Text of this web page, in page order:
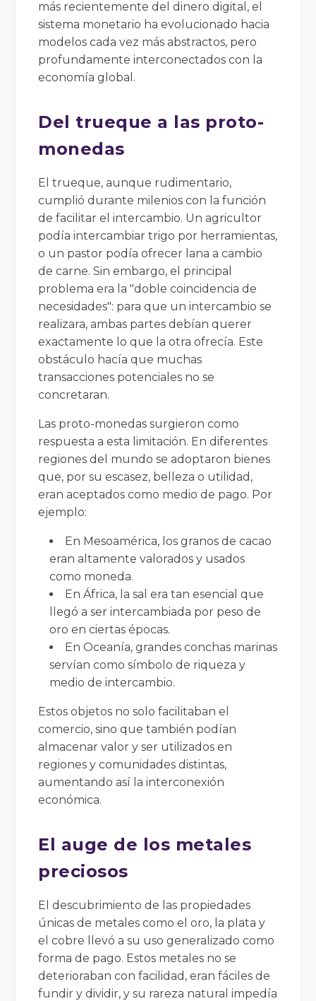
más recientemente del dinero digital, el
sistema monetario ha evolucionado hacia
modelos cada vez más abstractos, pero
profundamente interconectados con la
economía global.
Del trueque a las proto-
monedas
El trueque, aunque rudimentario,
cumplió durante milenios con la función
de facilitar el intercambio. Un agricultor
podía intercambiar trigo por herramientas,
o un pastor podía ofrecer lana a cambio
de carne. Sin embargo, el principal
problema era la "doble coincidencia de
necesidades": para que un intercambio se
realizara, ambas partes debían querer
exactamente lo que la otra ofrecía. Este
obstáculo hacía que muchas
transacciones potenciales no se
concretaran.
Las proto-monedas surgieron como
respuesta a esta limitación. En diferentes
regiones del mundo se adoptaron bienes
que, por su escasez, belleza o utilidad,
eran aceptados como medio de pago. Por
ejemplo:
En Mesoamérica, los granos de cacao
eran altamente valorados y usados
como moneda.
En África, la sal era tan esencial que
llegó a ser intercambiada por peso de
oro en ciertas épocas.
En Oceanía, grandes conchas marinas
servían como símbolo de riqueza y
medio de intercambio.
Estos objetos no solo facilitaban el
comercio, sino que también podían
almacenar valor y ser utilizados en
regiones y comunidades distintas,
aumentando así la interconexión
económica.
El auge de los metales
preciosos
El descubrimiento de las propiedades
únicas de metales como el oro, la plata y
el cobre llevó a su uso generalizado como
forma de pago. Estos metales no se
deterioraban con facilidad, eran fáciles de
fundir y dividir, y su rareza natural impedía